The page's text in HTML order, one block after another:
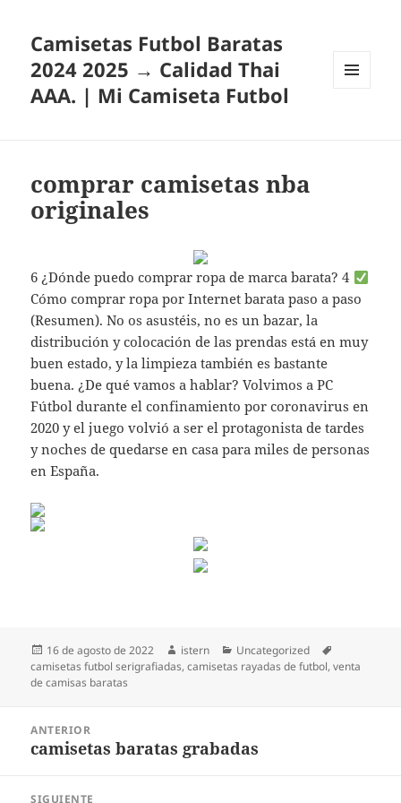
Camisetas Futbol Baratas
2024 2025 → Calidad Thai
AAA. | Mi Camiseta Futbol
comprar camisetas nba
originales
6 ¿Dónde puedo comprar ropa de marca barata? 4
Cómo comprar ropa por Internet barata paso a paso
(Resumen). No os asustéis, no es un bazar, la
distribución y colocación de las prendas está en muy
buen estado, y la limpieza también es bastante
buena. ¿De qué vamos a hablar? Volvimos a PC
Fútbol durante el confinamiento por coronavirus en
2020 y el juego volvió a ser el protagonista de tardes
y noches de quedarse en casa para miles de personas
en España.
Publicado
el
16 de agosto de 2022 Autor
istern Categorías
Uncategorized
camisetas futbol serigrafiadas,camisetas rayadas de futbol,venta
de camisas baratas
entradas
ANTERIOR
Entrada
camisetas baratas grabadas
SIGUIENTE